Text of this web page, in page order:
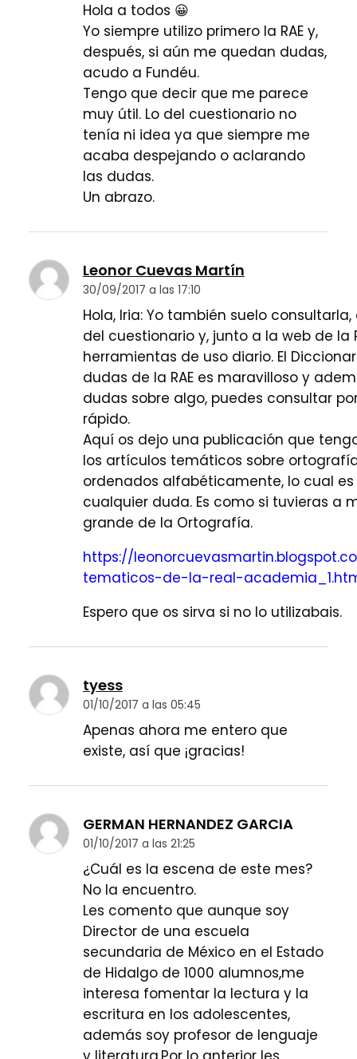
Hola a todos 😀
Yo siempre utilizo primero la RAE y,
después, si aún me quedan dudas,
acudo a Fundéu.
Tengo que decir que me parece
muy útil. Lo del cuestionario no
tenía ni idea ya que siempre me
acaba despejando o aclarando
las dudas.
Un abrazo.
Leonor Cuevas Martín
30/09/2017 a las 17:10
Hola, Iria: Yo también suelo
del cuestionario y, junto a la web de la
herramientas de uso diario. El
dudas de la RAE es maravilloso y
dudas sobre algo, puedes consultar
rápido.
Aquí os dejo una publicación que
los artículos temáticos sobre ortografía
ordenados alfabéticamente, lo cual
cualquier duda. Es como si tuvieras a
grande de la Ortografía.
https://
tematicos-de-la-real-
Espero que os sirva si no lo utilizabais.
tyess
01/10/2017 a las 05:45
Apenas ahora me entero que
existe, así que ¡gracias!
GERMAN HERNANDEZ GARCIA
01/10/2017 a las 21:25
¿Cuál es la escena de este mes?
No la encuentro.
Les comento que aunque soy
Director de una escuela
secundaria de México en el Estado
de Hidalgo de 1000 alumnos,me
interesa fomentar la lectura y la
escritura en los adolescentes,
además soy profesor de lenguaje